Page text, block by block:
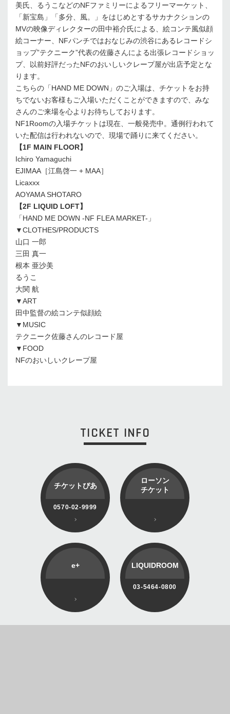
美氏、るうこなどのNFファミリーによるフリーマーケット、
「新宝島」「多分、風。」をはじめとするサカナクションの
MVの映像ディレクターの田中裕介氏による、絵コンテ風似顔
絵コーナー、NFパンチではおなじみの渋谷にあるレコードシ
ョップ”テクニーク”代表の佐藤さんによる出張レコードショッ
プ、以前好評だったNFのおいしいクレープ屋が出店予定とな
ります。
こちらの「HAND ME DOWN」のご入場は、チケットをお持
ちでないお客様もご入場いただくことができますので、みな
さんのご来場を心よりお待ちしております。
NF1Roomの入場チケットは現在、一般発売中。通例行われて
いた配信は行われないので、現場で踊りに来てください。
【1F MAIN FLOOR】
Ichiro Yamaguchi
EJIMAA［江島啓一 + MAA］
Licaxxx
AOYAMA SHOTARO
【2F LIQUID LOFT】
「HAND ME DOWN -NF FLEA MARKET-」
▼CLOTHES/PRODUCTS
山口 一郎
三田 真一
根本 亜沙美
るうこ
大関 航
▼ART
田中監督の絵コンテ似顔絵
▼MUSIC
テクニーク佐藤さんのレコード屋
▼FOOD
NFのおいしいクレープ屋
TICKET INFO
チケットぴあ
0570-02-9999
ローソン
チケット
e+ LIQUIDROOM
03-5464-0800